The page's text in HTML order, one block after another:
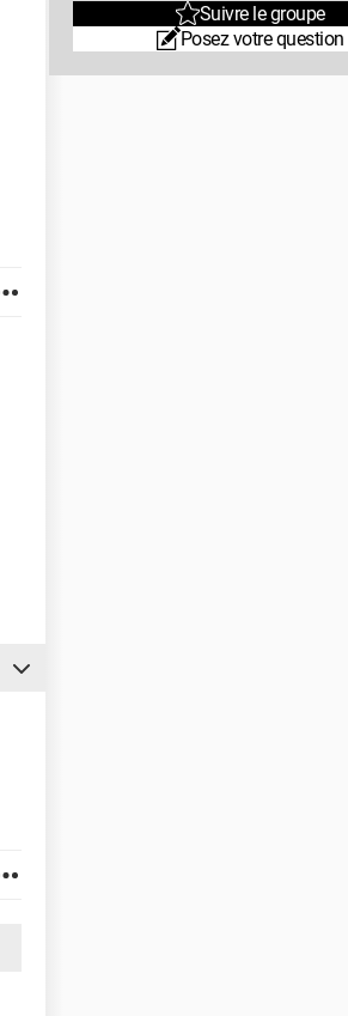
Suivre le groupe
Posez votre question